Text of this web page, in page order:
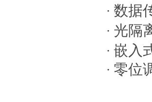
· 数据
· 光隔
· 嵌入
· 零位